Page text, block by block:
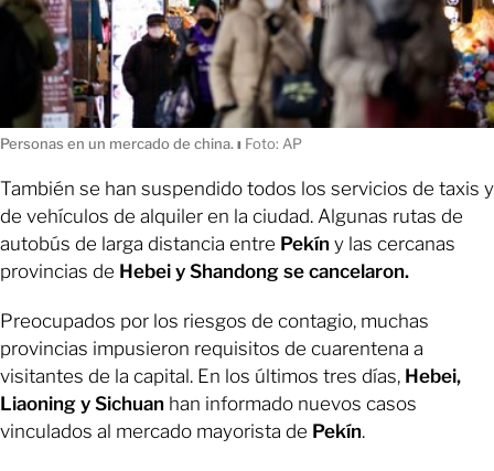
Personas en un mercado de china. ı Foto: AP
También se han suspendido todos los servicios de taxis y
de vehículos de alquiler en la ciudad. Algunas rutas de
autobús de larga distancia entre Pekín y las cercanas
provincias de Hebei y Shandong se cancelaron.
Preocupados por los riesgos de contagio, muchas
provincias impusieron requisitos de cuarentena a
visitantes de la capital. En los últimos tres días, Hebei,
Liaoning y Sichuan han informado nuevos casos
vinculados al mercado mayorista de Pekín.